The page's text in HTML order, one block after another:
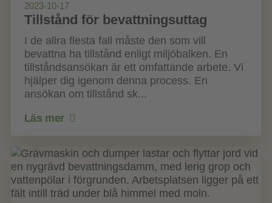
2023-10-17
Tillstånd för bevattningsuttag
I de allra flesta fall måste den som vill
bevattna ha tillstånd enligt miljöbalken. En
tillståndsansökan är ett omfattande arbete. Vi
hjälper dig igenom denna process. En
ansökan om tillstånd sk...
Läs mer